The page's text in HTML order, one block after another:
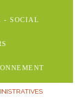
- SOCIAL